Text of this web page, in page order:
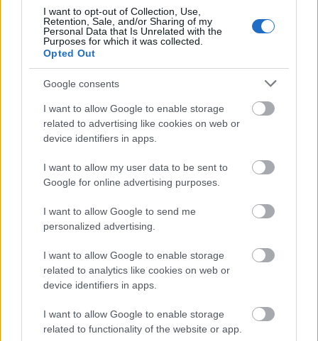
I want to opt-out of Collection, Use,
Retention, Sale, and/or Sharing of my
Personal Data that Is Unrelated with the
Purposes for which it was collected.
Opted Out
Google consents
I want to allow Google to enable storage
related to advertising like cookies on web or
device identifiers in apps.
I want to allow my user data to be sent to
Google for online advertising purposes.
I want to allow Google to send me
personalized advertising.
I want to allow Google to enable storage
related to analytics like cookies on web or
device identifiers in apps.
I want to allow Google to enable storage
related to functionality of the website or app.
5.000 m: 19.51,5 (98),10.000 m: 41.17,0 (99),
20.000 m: 1:24.48,2 (98), 20 km: 1:24.22 (99),
50 km: 4:04.07 (03).
VIDAR MARTINELL, JAN OLSSO
Mer info:www.gangsport.com
Prenumerera på vårt nyhetsbrev
Prenumerera